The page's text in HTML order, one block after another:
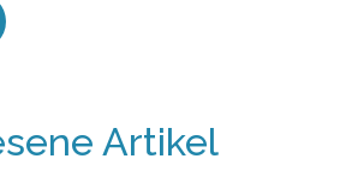
Artikel